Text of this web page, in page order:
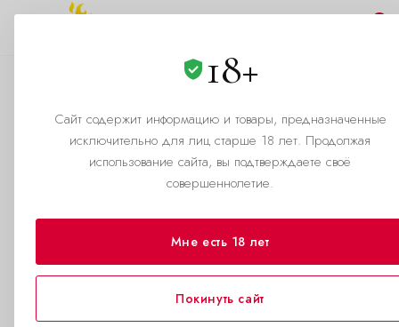
18+
Сайт содержит информацию и товары, предназначенные
исключительно для лиц старше 18 лет. Продолжая
использование сайта, вы подтверждаете своё
совершеннолетие.
Мне есть 18 лет
Покинуть сайт
Как правильно
использовать
Главная страница Помощь — Как правильно использовать
Как использовать
попперсы: инструкция к
удовольствию.
Когда страсть на пределе,